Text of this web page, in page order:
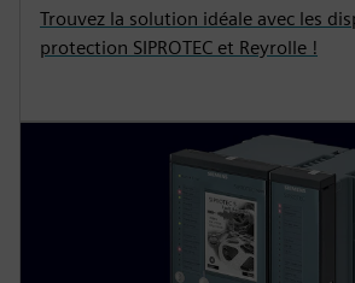
Trouvez la solution idéale avec les
protection SIPROTEC et Reyrolle !